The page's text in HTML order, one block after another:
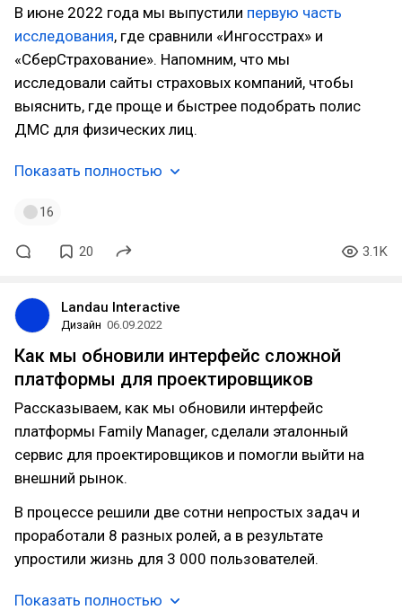
В июне 2022 года мы выпустили первую часть
исследования, где сравнили «Ингосстрах» и
«СберСтрахование». Напомним, что мы
исследовали сайты страховых компаний, чтобы
выяснить, где проще и быстрее подобрать полис
ДМС для физических лиц.
Показать полностью
16
20 3.1K
Landau Interactive
Дизайн 06.09.2022
Как мы обновили интерфейс сложной
платформы для проектировщиков
Рассказываем, как мы обновили интерфейс
платформы Family Manager, сделали эталонный
сервис для проектировщиков и помогли выйти на
внешний рынок.
В процессе решили две сотни непростых задач и
проработали 8 разных ролей, а в результате
упростили жизнь для 3 000 пользователей.
Показать полностью